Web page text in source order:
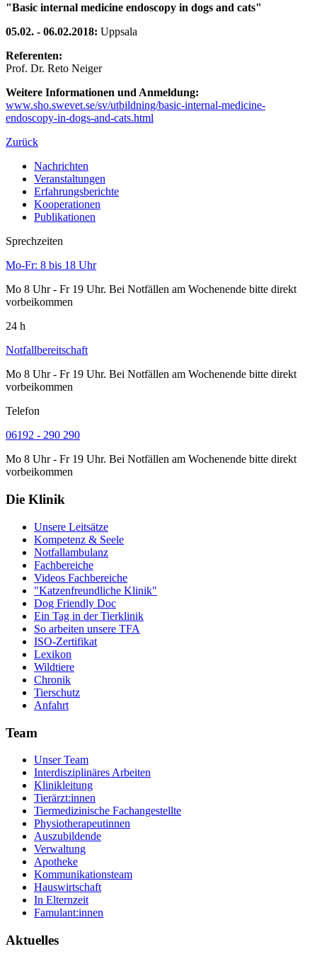
"Basic internal medicine endoscopy in dogs and cats"
05.02. - 06.02.2018: Uppsala
Referenten:
Prof. Dr. Reto Neiger
Weitere Informationen und Anmeldung:
www.sho.swevet.se/sv/utbildning/basic-internal-medicine-
endoscopy-in-dogs-and-cats.html
Zurück
Nachrichten
Veranstaltungen
Erfahrungsberichte
Kooperationen
Publikationen
Sprechzeiten
Mo-Fr: 8 bis 18 Uhr
Mo 8 Uhr - Fr 19 Uhr. Bei Notfällen am Wochenende bitte direkt
vorbeikommen
24 h
Notfallbereitschaft
Mo 8 Uhr - Fr 19 Uhr. Bei Notfällen am Wochenende bitte direkt
vorbeikommen
Telefon
06192 - 290 290
Mo 8 Uhr - Fr 19 Uhr. Bei Notfällen am Wochenende bitte direkt
vorbeikommen
Die Klinik
Unsere Leitsätze
Kompetenz & Seele
Notfallambulanz
Fachbereiche
Videos Fachbereiche
"Katzenfreundliche Klinik"
Dog Friendly Doc
Ein Tag in der Tierklinik
So arbeiten unsere TFA
ISO-Zertifikat
Lexikon
Wildtiere
Chronik
Tierschutz
Anfahrt
Team
Unser Team
Interdisziplinäres Arbeiten
Klinikleitung
Tierärzt:innen
Tiermedizinische Fachangestellte
Physiotherapeutinnen
Auszubildende
Verwaltung
Apotheke
Kommunikationsteam
Hauswirtschaft
In Elternzeit
Famulant:innen
Aktuelles